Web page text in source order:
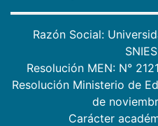
Razón Social:
Resolución MEN: N°
Resolución Ministerio de
de
Carácter